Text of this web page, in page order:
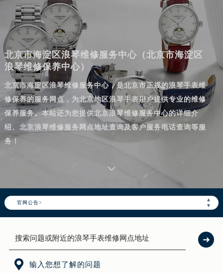
北京市海淀区浪琴维修服务中心（北京市海淀区
浪琴维修保养中心）
北京市海淀区浪琴维修服务中心，是北京市正规的浪琴手表维
修保养的服务网点，为北京地区浪琴手表用户提供专业的维修
保养服务。本站还为您提供北京浪琴维修服务中心的详细介
绍、北京浪琴维修服务网点地址查询及客户服务电话查询等服
务！
官网公告>
▲
▼
 输入您想了解的问题